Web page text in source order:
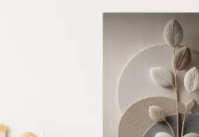
Яскраві, насичені кольори
Стійкість до вицвітання
Безпечне чорнило без запаху
Поверхня з текстурою полотна
Екологічний матеріал